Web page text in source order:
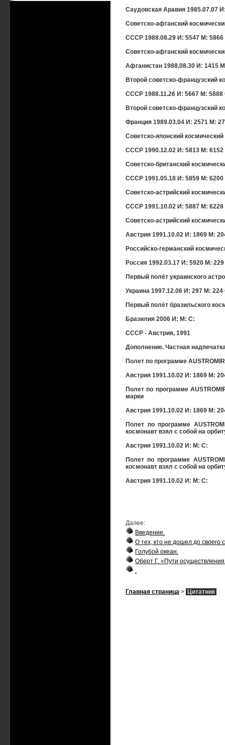
Саудовская Аравия 1985.07.07
Советско-афганский
СССР 1988.08.29 И: 5547 М: 5866
Советско-афганский
Афганистан 1988.08.30 И: 1415
Второй советско-французский
СССР 1988.11.26 И: 5667 М: 5888
Второй советско-французский
Франция 1989.03.04 И: 2571 М:
Советско-японский
СССР 1990.12.02 И: 5813 М: 6152
Советско-британский
СССР 1991.05.18 И: 5859 М: 6200
Советско-астрийский
СССР 1991.10.02 И: 5887 М: 6228
Советско-астрийский
Австрия 1991.10.02 И: 1869 М:
Российско-германский
Россия 1992.03.17 И: 5920 М:
Первый полёт украинского
Украина 1997.12.06 И: 297 М: 224
Первый полёт бразильского
Бразилия 2006 И: М: С:
СССР - Австрия, 1991
Дополнение. Частная
Полет по программе
Австрия 1991.10.02 И: 1869 М:
Полет по программе
марки
Австрия 1991.10.02 И: 1869 М:
Полет по программе
космонавт взял с собой на
Австрия 1991.10.02 И: М: С:
Полет по программе
космонавт взял с собой на
Австрия 1991.10.02 И: М: С:
Далее:
Введение.
О тех, кто не дошел до своего
Голубой океан.
Оберт Г. «Пути
.
Главная страница > Цитатник